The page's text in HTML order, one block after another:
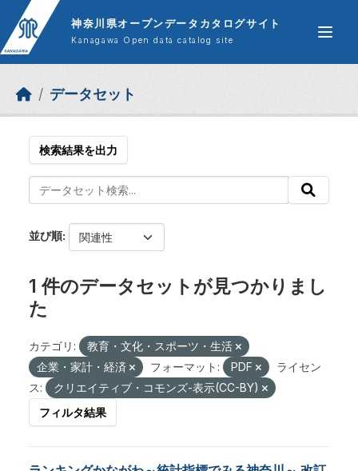
Skip to main content
神奈川県オープンデータカタログサイト
Kanagawa Open data catalog site
データセット
検索結果を出力
並び順
1 件のデータセットが見つかりまし
た
カテゴリ:
教育・文化・スポーツ・生活
企業・家計・経済
フォーマット: PDF
ライセン
ス:
クリエイティブ・コモンズ-表示(CC-BY)
フィルタ結果